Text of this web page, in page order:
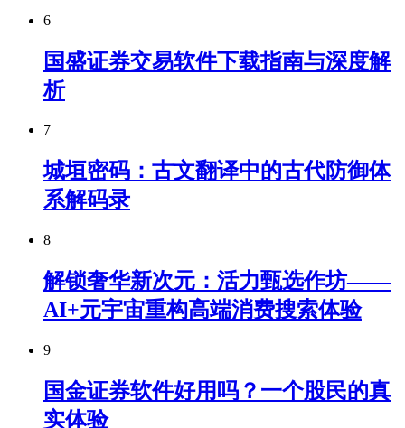
6
国盛证券交易软件下载指南与深度解
析
7
城垣密码：古文翻译中的古代防御体
系解码录
8
解锁奢华新次元：活力甄选作坊——
AI+元宇宙重构高端消费搜索体验
9
国金证券软件好用吗？一个股民的真
实体验